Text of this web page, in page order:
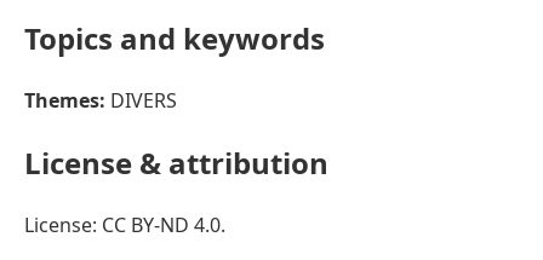
Topics and keywords
Themes: DIVERS
License & attribution
License: CC BY-ND 4.0.